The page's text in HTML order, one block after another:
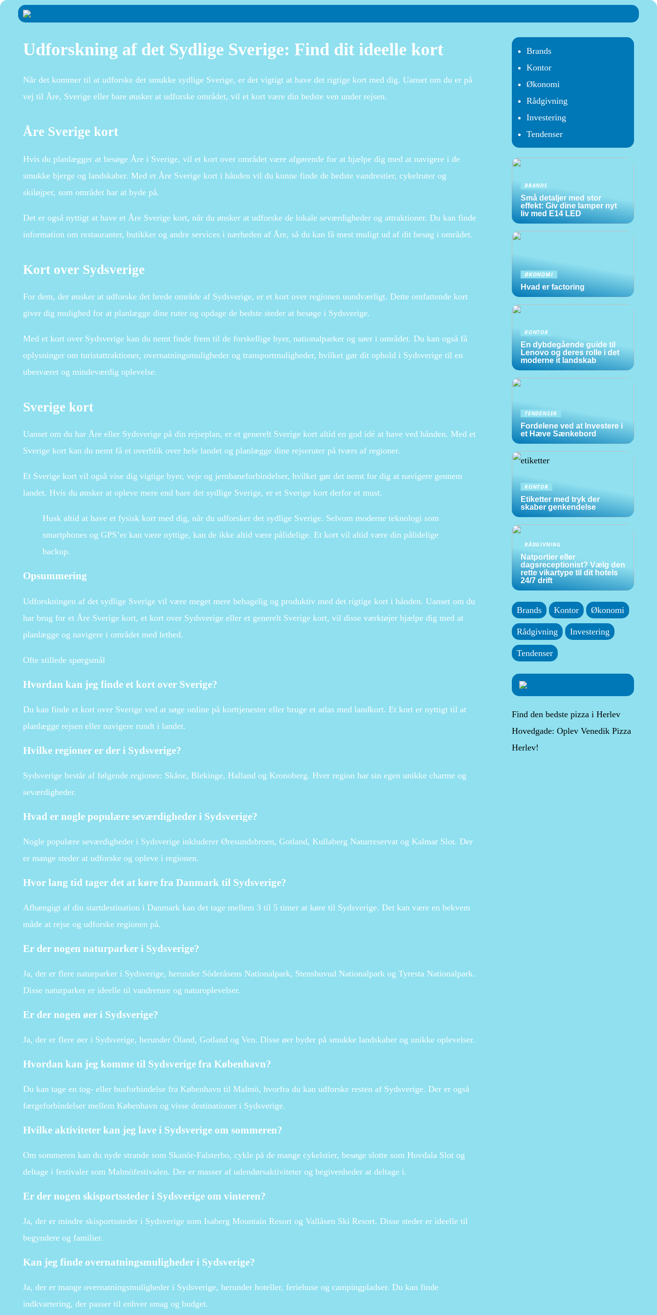
Udforskning af det Sydlige Sverige: Find dit ideelle kort
Når det kommer til at udforske det smukke sydlige Sverige, er det vigtigt at have det rigtige kort med dig. Uanset om du er på
vej til Åre, Sverige eller bare ønsker at udforske området, vil et kort være din bedste ven under rejsen.
Åre Sverige kort
Hvis du planlægger at besøge Åre i Sverige, vil et kort over området være afgørende for at hjælpe dig med at navigere i de
smukke bjerge og landskaber. Med et Åre Sverige kort i hånden vil du kunne finde de bedste vandrestier, cykelruter og
skiløjper, som området har at byde på.
Det er også nyttigt at have et Åre Sverige kort, når du ønsker at udforske de lokale seværdigheder og attraktioner. Du kan finde
information om restauranter, butikker og andre services i nærheden af Åre, så du kan få mest muligt ud af dit besøg i området.
Kort over Sydsverige
For dem, der ønsker at udforske det brede område af Sydsverige, er et kort over regionen uundværligt. Dette omfattende kort
giver dig mulighed for at planlægge dine ruter og opdage de bedste steder at besøge i Sydsverige.
Med et kort over Sydsverige kan du nemt finde frem til de forskellige byer, nationalparker og søer i området. Du kan også få
oplysninger om turistattraktioner, overnatningsmuligheder og transportmuligheder, hvilket gør dit ophold i Sydsverige til en
ubesværet og mindeværdig oplevelse.
Sverige kort
Uanset om du har Åre eller Sydsverige på din rejseplan, er et generelt Sverige kort altid en god idé at have ved hånden. Med et
Sverige kort kan du nemt få et overblik over hele landet og planlægge dine rejseruter på tværs af regioner.
Et Sverige kort vil også vise dig vigtige byer, veje og jernbaneforbindelser, hvilket gør det nemt for dig at navigere gennem
landet. Hvis du ønsker at opleve mere end bare det sydlige Sverige, er et Sverige kort derfor et must.
Husk altid at have et fysisk kort med dig, når du udforsker det sydlige Sverige. Selvom moderne teknologi som
smartphones og GPS’er kan være nyttige, kan de ikke altid være pålidelige. Et kort vil altid være din pålidelige
backup.
Opsummering
Udforskningen af det sydlige Sverige vil være meget mere behagelig og produktiv med det rigtige kort i hånden. Uanset om du
har brug for et Åre Sverige kort, et kort over Sydsverige eller et generelt Sverige kort, vil disse værktøjer hjælpe dig med at
planlægge og navigere i området med lethed.
Ofte stillede spørgsmål
Hvordan kan jeg finde et kort over Sverige?
Du kan finde et kort over Sverige ved at søge online på korttjenester eller bruge et atlas med landkort. Et kort er nyttigt til at
planlægge rejsen eller navigere rundt i landet.
Hvilke regioner er der i Sydsverige?
Sydsverige består af følgende regioner: Skåne, Blekinge, Halland og Kronoberg. Hver region har sin egen unikke charme og
seværdigheder.
Hvad er nogle populære seværdigheder i Sydsverige?
Nogle populære seværdigheder i Sydsverige inkluderer Øresundsbroen, Gotland, Kullaberg Naturreservat og Kalmar Slot. Der
er mange steder at udforske og opleve i regionen.
Hvor lang tid tager det at køre fra Danmark til Sydsverige?
Afhængigt af din startdestination i Danmark kan det tage mellem 3 til 5 timer at køre til Sydsverige. Det kan være en bekvem
måde at rejse og udforske regionen på.
Er der nogen naturparker i Sydsverige?
Ja, der er flere naturparker i Sydsverige, herunder Söderåsens Nationalpark, Stenshuvud Nationalpark og Tyresta Nationalpark.
Disse naturparker er ideelle til vandreture og naturoplevelser.
Er der nogen øer i Sydsverige?
Ja, der er flere øer i Sydsverige, herunder Öland, Gotland og Ven. Disse øer byder på smukke landskaber og unikke oplevelser.
Hvordan kan jeg komme til Sydsverige fra København?
Du kan tage en tog- eller busforbindelse fra København til Malmö, hvorfra du kan udforske resten af Sydsverige. Der er også
færgeforbindelser mellem København og visse destinationer i Sydsverige.
Hvilke aktiviteter kan jeg lave i Sydsverige om sommeren?
Om sommeren kan du nyde strande som Skanör-Falsterbo, cykle på de mange cykelstier, besøge slotte som Hovdala Slot og
deltage i festivaler som Malmöfestivalen. Der er masser af udendørsaktiviteter og begivenheder at deltage i.
Er der nogen skisportssteder i Sydsverige om vinteren?
Ja, der er mindre skisportssteder i Sydsverige som Isaberg Mountain Resort og Vallåsen Ski Resort. Disse steder er ideelle til
begyndere og familier.
Kan jeg finde overnatningsmuligheder i Sydsverige?
Ja, der er mange overnatningsmuligheder i Sydsverige, herunder hoteller, feriehuse og campingpladser. Du kan finde
indkvartering, der passer til enhver smag og budget.
Brands
Kontor
Økonomi
Rådgivning
Investering
Tendenser
BRANDS
Små detaljer med stor
effekt: Giv dine lamper nyt
liv med E14 LED
ØKONOMI
Hvad er factoring
KONTOR
En dybdegående guide til
Lenovo og deres rolle i det
moderne it landskab
TENDENSER
Fordelene ved at Investere i
et Hæve Sænkebord
KONTOR
Etiketter med tryk der
skaber genkendelse
RÅDGIVNING
Natportier eller
dagsreceptionist? Vælg den
rette vikartype til dit hotels
24/7 drift
Brands Kontor Økonomi
Rådgivning Investering
Tendenser
Find den bedste pizza i Herlev
Hovedgade: Oplev Venedik Pizza
Herlev!